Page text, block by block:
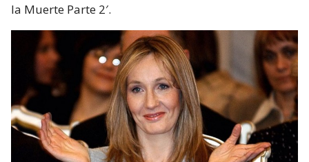
la Muerte Parte 2′.